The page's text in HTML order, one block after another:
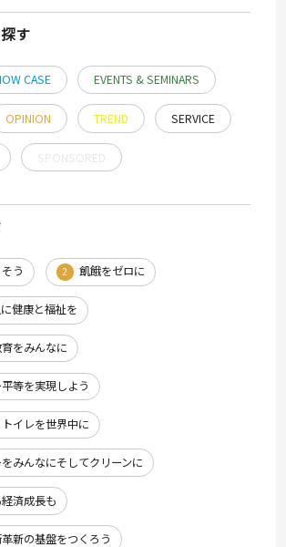
す
CASE EVENTS & SEMINARS
OPINION TREND SERVICE
う 2 飢餓をゼロに
健康と福祉を
をみんなに
等を実現しよう
イレを世界中に
みんなにそしてクリーンに
済成長も
新の基盤をつくろう